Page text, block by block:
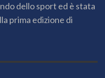
dello sport ed è stata
prima edizione di